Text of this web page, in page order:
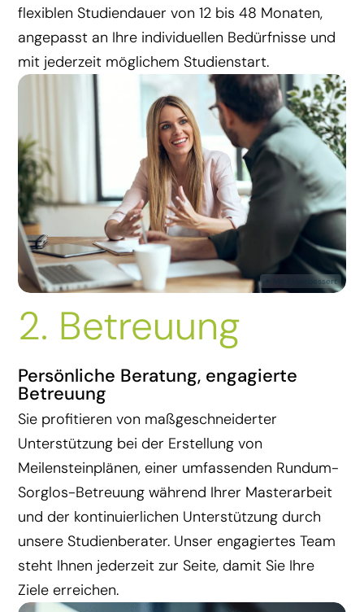
flexiblen Studiendauer von 12 bis 48 Monaten,
angepasst an Ihre individuellen Bedürfnisse und
mit jederzeit möglichem Studienstart.
2. Betreuung
Persönliche Beratung, engagierte
Betreuung
Sie profitieren von maßgeschneiderter
Unterstützung bei der Erstellung von
Meilensteinplänen, einer umfassenden Rundum-
Sorglos-Betreuung während Ihrer Masterarbeit
und der kontinuierlichen Unterstützung durch
unsere Studienberater. Unser engagiertes Team
steht Ihnen jederzeit zur Seite, damit Sie Ihre
Ziele erreichen.